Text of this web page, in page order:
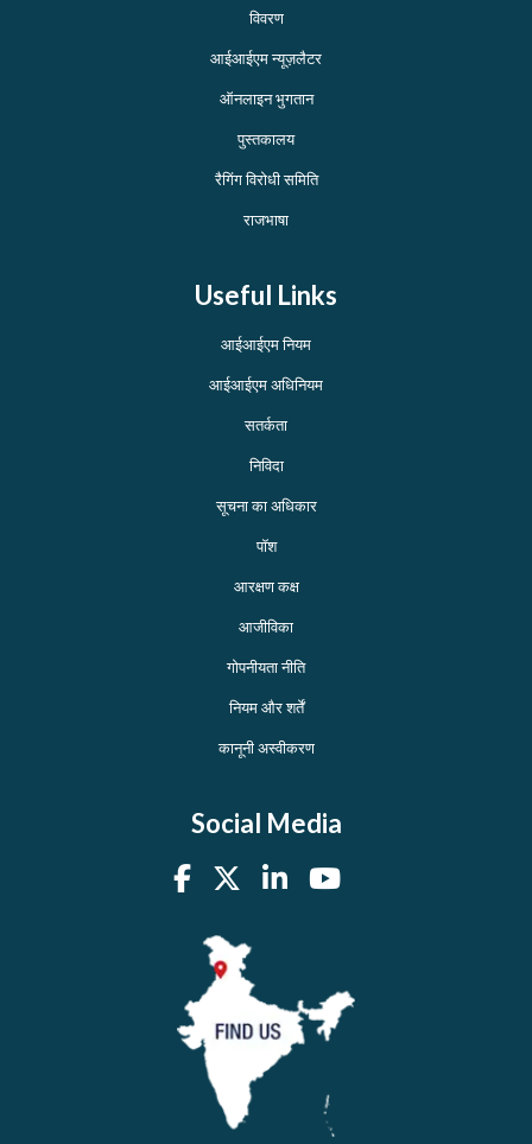
विवरण
आईआईएम न्यूज़लैटर
ऑनलाइन भुगतान
पुस्तकालय
रैगिंग विरोधी समिति
राजभाषा
Useful Links
आईआईएम नियम
आईआईएम अधिनियम
सतर्कता
निविदा
सूचना का अधिकार
पॉश
आरक्षण कक्ष
आजीविका
गोपनीयता नीति
नियम और शर्तें
कानूनी अस्वीकरण
Social Media